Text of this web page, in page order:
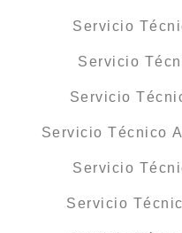
Servicio
Servicio
Servicio
Servicio Técnico
Servicio
Servicio